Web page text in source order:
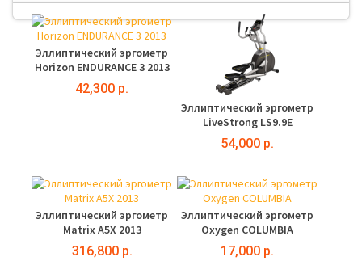
Эллиптический эргометр
Horizon ENDURANCE 3 2013
42,300 р.
Эллиптический эргометр
LiveStrong LS9.9E
54,000 р.
Эллиптический эргометр
Matrix A5X 2013
316,800 р.
Эллиптический эргометр
Oxygen COLUMBIA
17,000 р.